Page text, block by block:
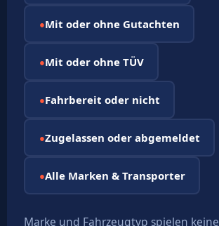
●Mit oder ohne Gutachten
●Mit oder ohne TÜV
●Fahrbereit oder nicht
●Zugelassen oder abgemeldet
●Alle Marken & Transporter
Marke und Fahrzeugtyp spielen keine